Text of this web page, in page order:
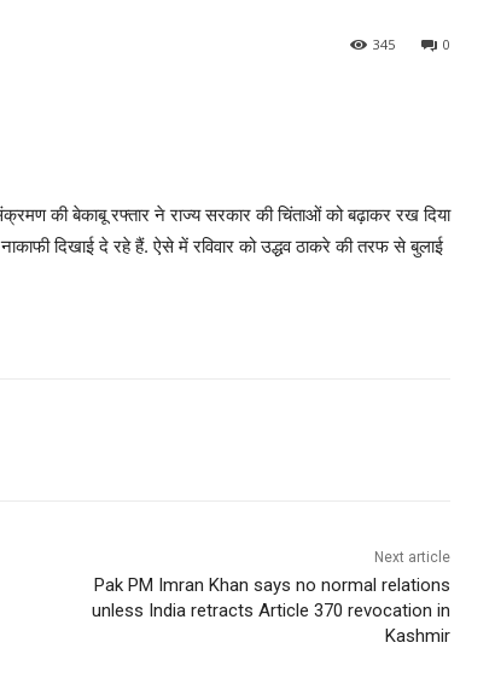
0
345
की बेकाबू रफ्तार ने राज्य सरकार की चिंताओं को बढ़ाकर रख दिया
दिखाई दे रहे हैं. ऐसे में रविवार को उद्धव ठाकरे की तरफ से बुलाई
Next article
Pak PM Imran Khan says no normal relations
unless India retracts Article 370 revocation in
Kashmir